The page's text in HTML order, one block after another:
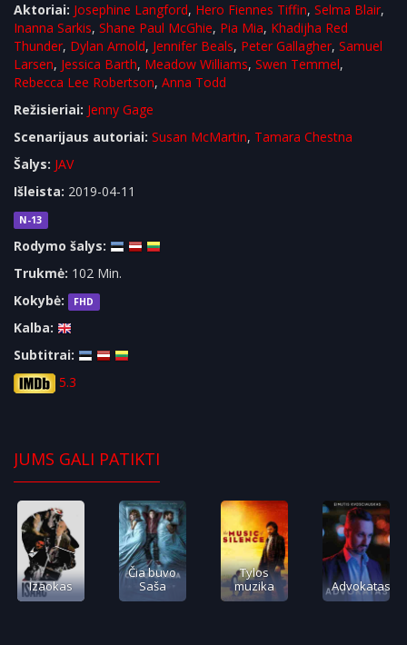
Aktoriai: Josephine Langford, Hero Fiennes Tiffin, Selma Blair,
Inanna Sarkis, Shane Paul McGhie, Pia Mia, Khadijha Red
Thunder, Dylan Arnold, Jennifer Beals, Peter Gallagher, Samuel
Larsen, Jessica Barth, Meadow Williams, Swen Temmel,
Rebecca Lee Robertson, Anna Todd
Režisieriai: Jenny Gage
Scenarijaus autoriai: Susan McMartin, Tamara Chestna
Šalys: JAV
Išleista: 2019-04-11
N-13
Rodymo šalys:
Trukmė: 102 Min.
Kokybė:
FHD
Kalba:
Subtitrai:
5.3
JUMS GALI PATIKTI
Izaokas
Čia buvo
Saša
Tylos
muzika
Advokatas